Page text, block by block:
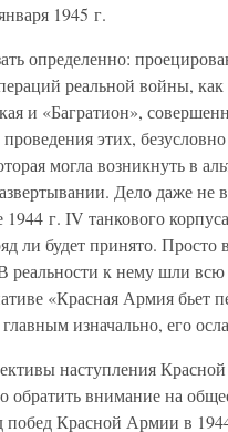
1945 г.
определенно:
реальной войны,
и «Багратион»,
проведения этих,
могла возникнуть в
Дело даже не
1944 г. IV танкового
ли будет принято.
реальности к нему шли
«Красная Армия бьет
изначально, его
наступления
обратить внимание на
побед Красной Армии в